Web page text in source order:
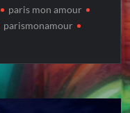
paris mon amour
parismonamour